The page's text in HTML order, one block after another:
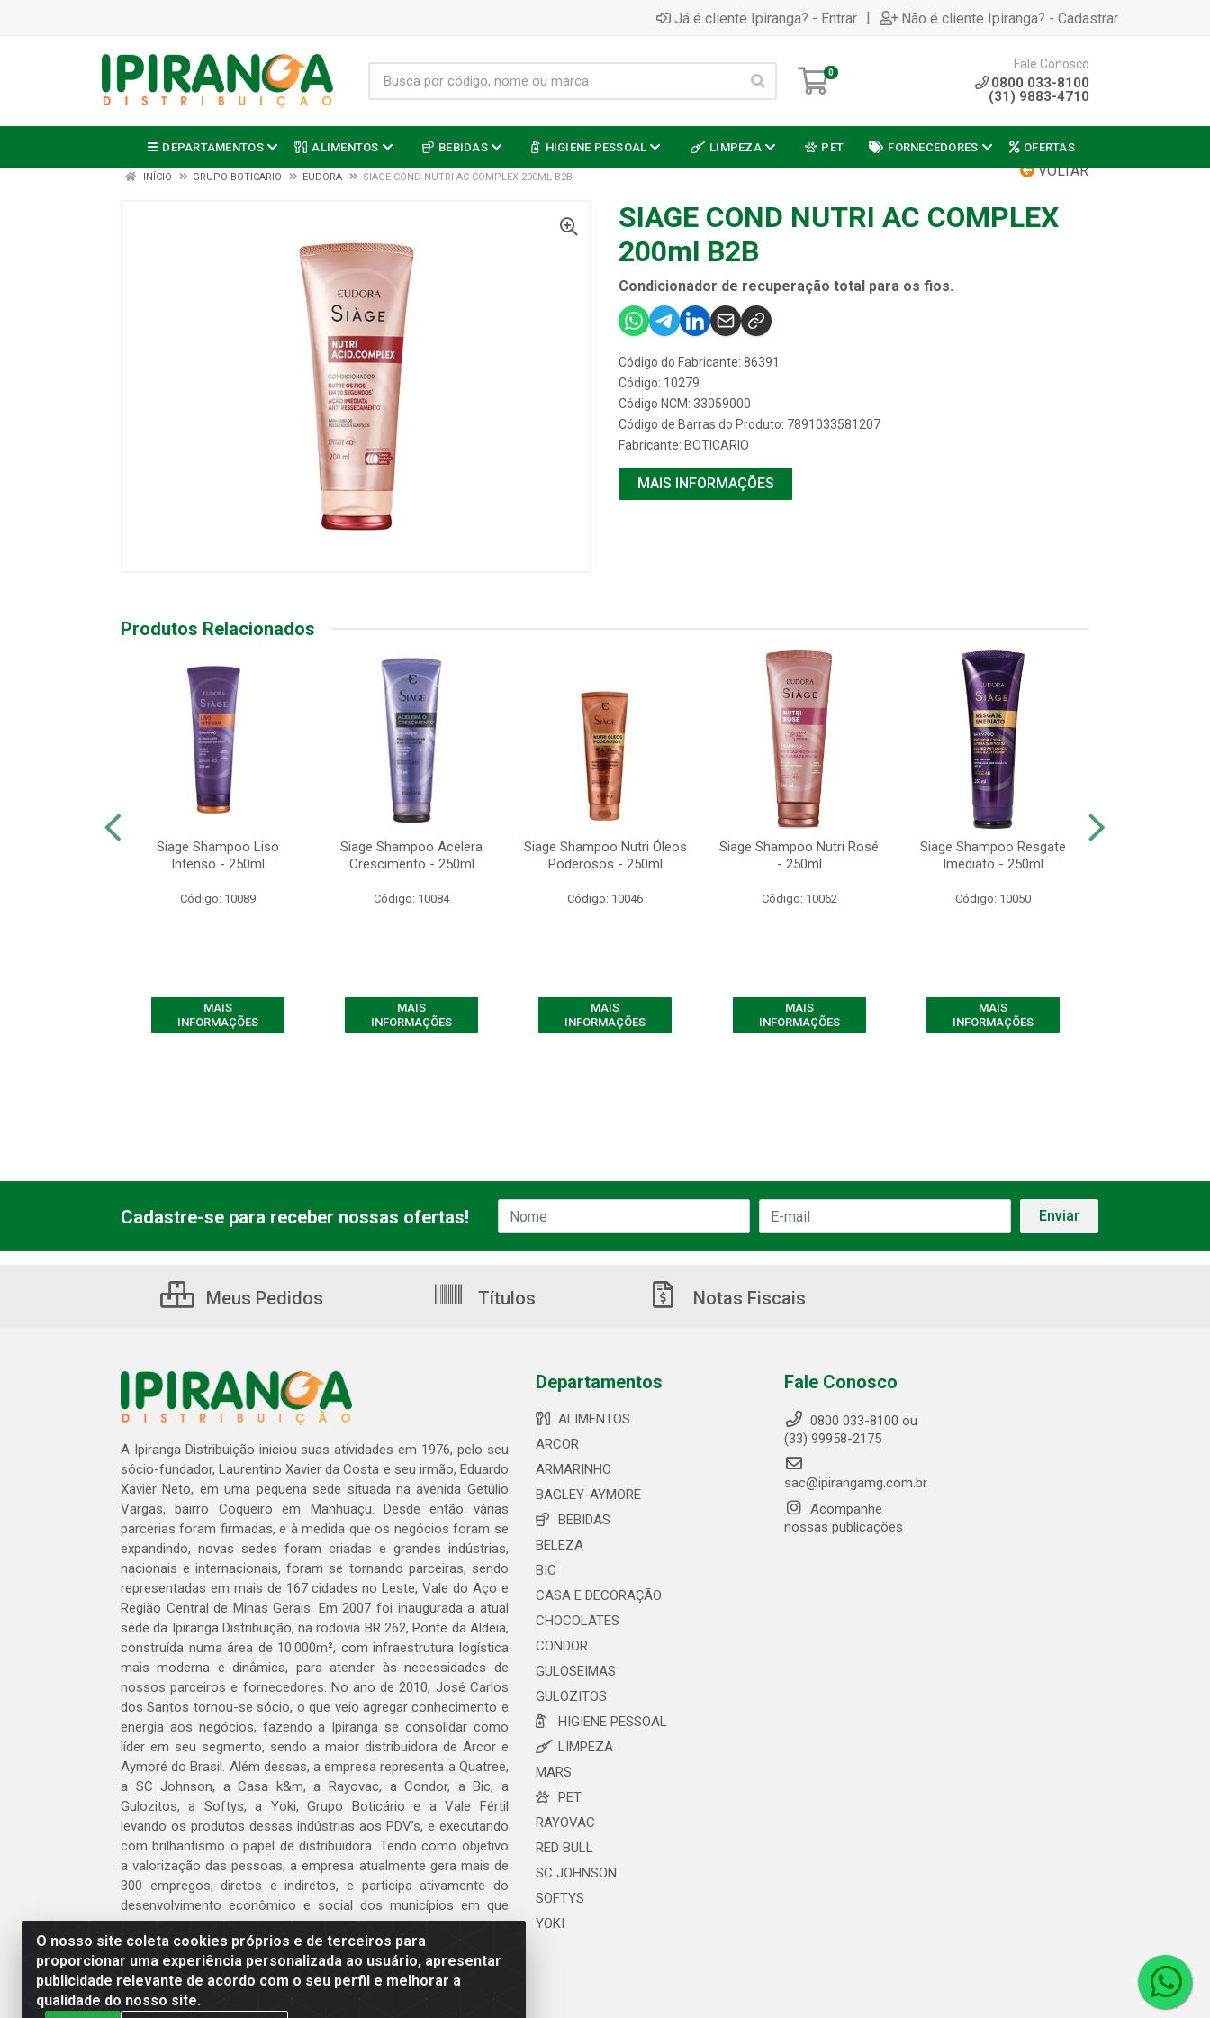
Já é cliente Ipiranga? - Entrar | Não é cliente Ipiranga? - Cadastrar
0
Fale Conosco
0800 033-8100
(31) 9883-4710
DEPARTAMENTOS ALIMENTOS BEBIDAS HIGIENE PESSOAL LIMPEZA PET FORNECEDORES OFERTAS
VOLTAR
INÍCIO GRUPO BOTICARIO EUDORA SIAGE COND NUTRI AC COMPLEX 200ML B2B
SIAGE COND NUTRI AC COMPLEX
200ml B2B
Condicionador de recuperação total para os fios.
Código do Fabricante: 86391
Código: 10279
Código NCM: 33059000
Código de Barras do Produto: 7891033581207
Fabricante: BOTICARIO
MAIS INFORMAÇÕES
Produtos Relacionados
Siage Shampoo Liso
Intenso - 250ml
Código: 10089
MAIS
INFORMAÇÕES
Siage Shampoo Acelera
Crescimento - 250ml
Código: 10084
MAIS
INFORMAÇÕES
Siage Shampoo Nutri Óleos
Poderosos - 250ml
Código: 10046
MAIS
INFORMAÇÕES
Siage Shampoo Nutri Rosé
- 250ml
Código: 10062
MAIS
INFORMAÇÕES
Siage Shampoo Resgate
Imediato - 250ml
Código: 10050
MAIS
INFORMAÇÕES
O nosso site coleta cookies próprios e de terceiros para
proporcionar uma experiência personalizada ao usuário, apresentar
publicidade relevante de acordo com o seu perfil e melhorar a
qualidade do nosso site.
Cadastre-se para receber nossas ofertas!
Meus Pedidos Títulos Notas Fiscais
A Ipiranga Distribuição iniciou suas atividades em 1976, pelo seu
sócio-fundador, Laurentino Xavier da Costa e seu irmão, Eduardo
Xavier Neto, em uma pequena sede situada na avenida Getúlio
Vargas, bairro Coqueiro em Manhuaçu. Desde então várias
parcerias foram firmadas, e à medida que os negócios foram se
expandindo, novas sedes foram criadas e grandes indústrias,
nacionais e internacionais, foram se tornando parceiras, sendo
representadas em mais de 167 cidades no Leste, Vale do Aço e
Região Central de Minas Gerais. Em 2007 foi inaugurada a atual
sede da Ipiranga Distribuição, na rodovia BR 262, Ponte da Aldeia,
construída numa área de 10.000m², com infraestrutura logística
mais moderna e dinâmica, para atender às necessidades de
nossos parceiros e fornecedores. No ano de 2010, José Carlos
dos Santos tornou-se sócio, o que veio agregar conhecimento e
energia aos negócios, fazendo a Ipiranga se consolidar como
líder em seu segmento, sendo a maior distribuidora de Arcor e
Aymoré do Brasil. Além dessas, a empresa representa a Quatree,
a SC Johnson, a Casa k&m, a Rayovac, a Condor, a Bic, a
Gulozitos, a Softys, a Yoki, Grupo Boticário e a Vale Fértil
levando os produtos dessas indústrias aos PDV’s, e executando
com brilhantismo o papel de distribuidora. Tendo como objetivo
a valorização das pessoas, a empresa atualmente gera mais de
300 empregos, diretos e indiretos, e participa ativamente do
desenvolvimento econômico e social dos municípios em que
atua.
Venha fazer parte do nosso time!
Clique aqui
Departamentos
ALIMENTOS
ARCOR
ARMARINHO
BAGLEY-AYMORE
BEBIDAS
BELEZA
BIC
CASA E DECORAÇÃO
CHOCOLATES
CONDOR
GULOSEIMAS
GULOZITOS
HIGIENE PESSOAL
LIMPEZA
MARS
PET
RAYOVAC
RED BULL
SC JOHNSON
SOFTYS
YOKI
Fale Conosco
0800 033-8100 ou
(33) 99958-2175
sac@ipirangamg.com.br
Acompanhe
nossas publicações